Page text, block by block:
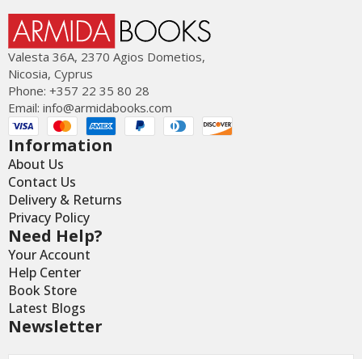
Valesta 36Α, 2370 Agios Dometios,
Nicosia, Cyprus
Phone: +357 22 35 80 28
Email: info@armidabooks.com
Information
About Us
Contact Us
Delivery & Returns
Privacy Policy
Need Help?
Your Account
Help Center
Book Store
Latest Blogs
Newsletter